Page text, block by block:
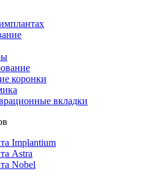
коронки
вкладки
Implantium
Astra
Nobel